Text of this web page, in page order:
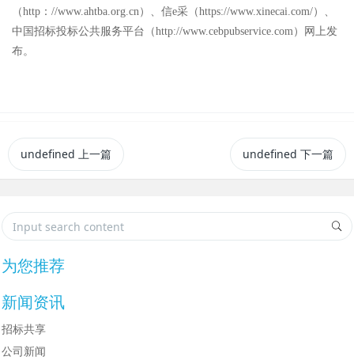
（http：//www.ahtba.org.cn）、信e采（https://www.xinecai.com/）、
中国招标投标公共服务平台（http://www.cebpubservice.com）网上发
布。
undefined 上一篇 undefined 下一篇
为您推荐
新闻资讯
招标共享
公司新闻